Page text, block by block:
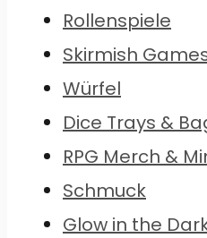
Rollenspiele
Skirmish
Würfel
Dice Trays &
RPG Merch &
Schmuck
Glow in the